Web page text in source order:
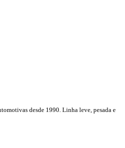
desde 1990. Linha leve, pesada e